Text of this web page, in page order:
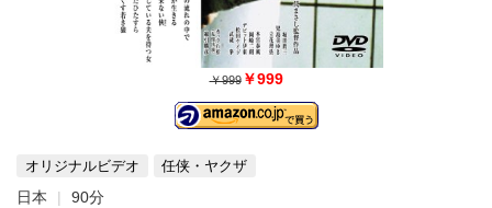
￥999￥999
オリジナルビデオ 任侠・ヤクザ
日本 90分